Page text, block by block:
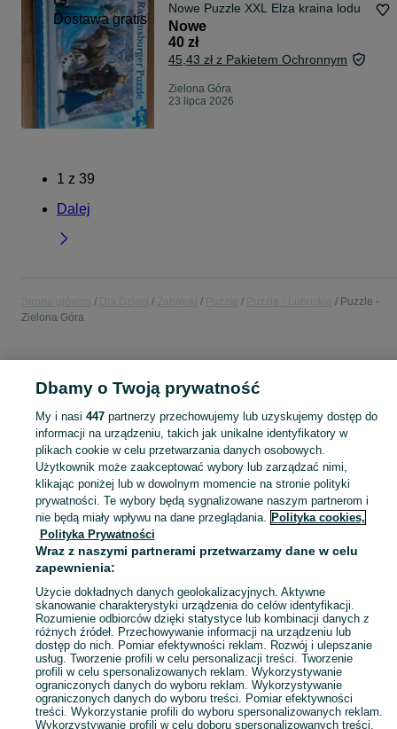
Dostawa gratis
Nowe Puzzle XXL Elza kraina lodu
Nowe
40 zł
45,43 zł z Pakietem Ochronnym
Zielona Góra
23 lipca 2026
1 z 39
Dalej
Puzzle -
Zielona Góra
domek ogrodowy dla dzieci, basen z kulkami zabawki ogrodowe, zabawki
Zobacz
Mapa kategorii
Mapa miejscowości
Mapa ministron
Popularne wyszukiwania
Dbamy o Twoją prywatność
My i nasi 447partnerzy przechowujemy lub uzyskujemy dostęp do
informacji na urządzeniu, takich jak unikalne identyfikatory w
plikach cookie w celu przetwarzania danych osobowych.
Użytkownik może zaakceptować wybory lub zarządzać nimi,
klikając poniżej lub w dowolnym momencie na stronie polityki
prywatności. Te wybory będą sygnalizowane naszym partnerom i
nie będą miały wpływu na dane przeglądania. Polityka cookies,
Polityka Prywatności
Wraz z naszymi partnerami przetwarzamy dane w celu
zapewnienia:
Użycie dokładnych danych geolokalizacyjnych. Aktywne
skanowanie charakterystyki urządzenia do celów identyfikacji.
Rozumienie odbiorców dzięki statystyce lub kombinacji danych z
różnych źródeł. Przechowywanie informacji na urządzeniu lub
dostęp do nich. Pomiar efektywności reklam. Rozwój i ulepszanie
usług. Tworzenie profili w celu personalizacji treści. Tworzenie
profili w celu spersonalizowanych reklam. Wykorzystywanie
ograniczonych danych do wyboru reklam. Wykorzystywanie
ograniczonych danych do wyboru treści. Pomiar efektywności
treści. Wykorzystanie profili do wyboru spersonalizowanych reklam.
Wykorzystywanie profili w celu doboru spersonalizowanych treści.